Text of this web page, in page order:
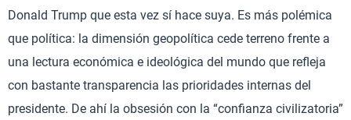
Donald Trump que esta vez sí hace suya. Es más polémica
que política: la dimensión geopolítica cede terreno frente a
una lectura económica e ideológica del mundo que refleja
con bastante transparencia las prioridades internas del
presidente. De ahí la obsesión con la “confianza civilizatoria”